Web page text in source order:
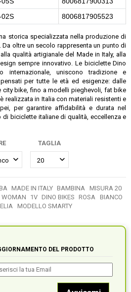
8006817905523
storica specializzata nella produzione di
oltre un secolo rappresenta un punto di
qualità artigianale del Made in Italy, alla
sempre innovativo. Le biciclette Dino
internazionale, uniscono tradizione e
per tutte le età ed esigenze: dalle
bike, fino a modelli pieghevoli, fat bike
realizzata in Italia con materiali resistenti e
per garantire affidabilità e durata nel
biciclette italiane di qualità, eccellenza e
TAGLIA
MADE IN ITALY BAMBINA MISURA 20
WOMAN 1V DINO BIKES ROSA BIANCO
MODELLO SMARTY
DEL PRODOTTO